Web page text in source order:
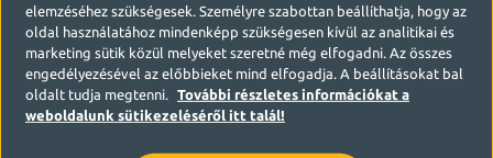
elemzéséhez szükségesek. Személyre szabottan beállíthatja, hogy az
oldal használatához mindenképp szükségesen kívül az analitikai és
marketing sütik közül melyeket szeretné még elfogadni. Az összes
engedélyezésével az előbbieket mind elfogadja. A beállításokat bal
oldalt tudja megtenni.
További részletes információkat a
weboldalunk sütikezeléséről itt talál!